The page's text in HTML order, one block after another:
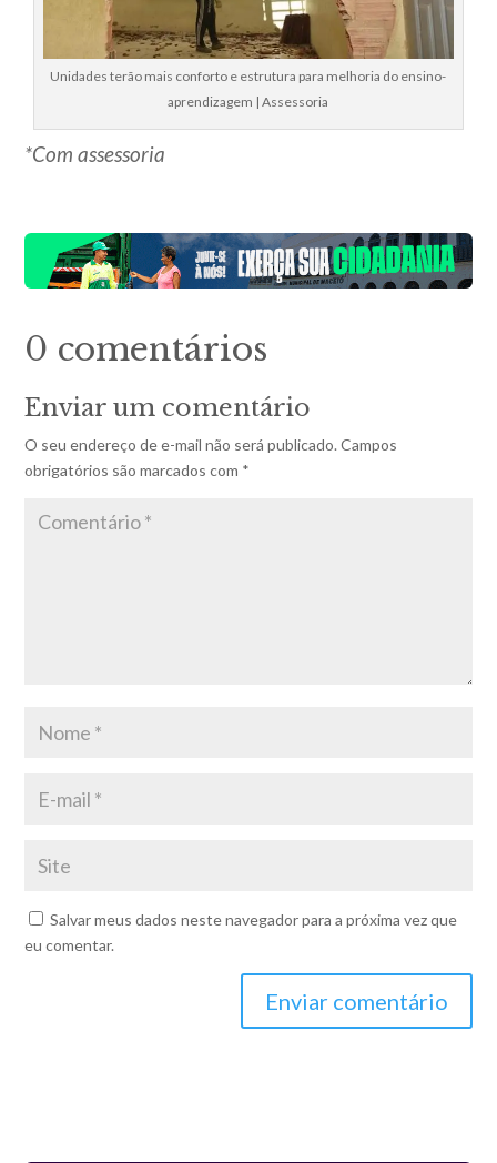
Unidades terão mais conforto e estrutura para melhoria do ensino-
aprendizagem | Assessoria
*Com assessoria
0 comentários
Enviar um comentário
O seu endereço de e-mail não será publicado. Campos
obrigatórios são marcados com *
Salvar meus dados neste navegador para a próxima vez que
eu comentar.
Enviar comentário